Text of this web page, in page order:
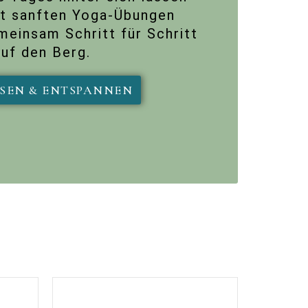
sanften Yoga-Übungen
Schritt für Schritt
den Berg.
& ENTSPANNEN